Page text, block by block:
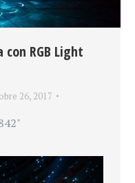
RGB Light
26, 2017